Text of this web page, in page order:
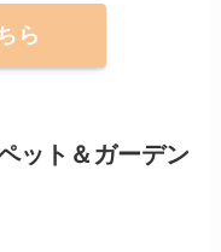
ら
ット＆ガーデン